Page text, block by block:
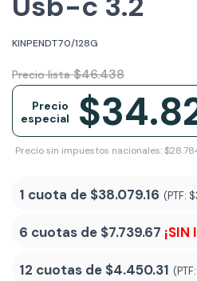
KINPENDT70/128G
Precio lista $46.438
Precio
especial
Precio sin impuestos nacionales:
1 cuota de $38.079.16 (PTF:
6 cuotas de $7.739.67 ¡SIN
12 cuotas de $4.450.31 (PTF: